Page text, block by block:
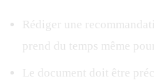
Rédiger une
prend du temps même
Le document doit être